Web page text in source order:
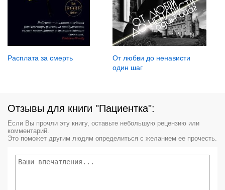
Расплата за смерть
От любви до ненависти
один шаг
Отзывы для книги "Пациентка":
Если Вы прочли эту книгу, оставьте небольшую рецензию или
комментарий.
Это поможет другим людям определиться с желанием ее прочесть.